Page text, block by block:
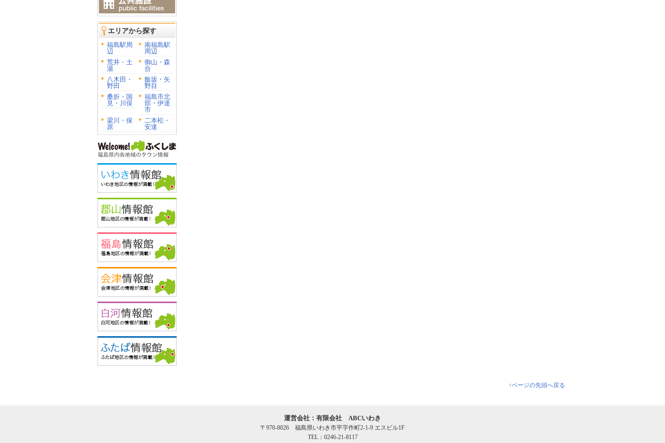
エリアから探す
福島駅周
辺
南福島駅
周辺
荒井・土
湯
御山・森
合
八木田・
野田
飯坂・矢
野目
桑折・国
見・川俣
福島市北
部・伊達
市
梁川・保
原
二本松・
安達
↑ページの先頭へ戻る
運営会社：有限会社 ABCいわき
〒970-8026 福島県いわき市平字作町2-1-9 エスビル1F
TEL：0246-21-8117